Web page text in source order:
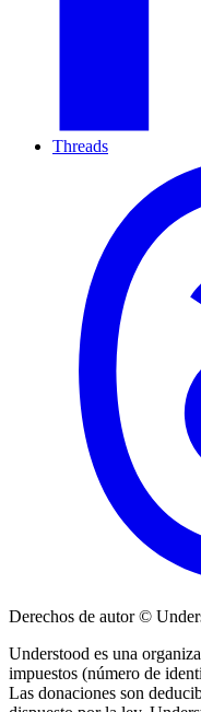
Threads
Derechos de autor ©
Understood es una
impuestos (número de
Las donaciones son